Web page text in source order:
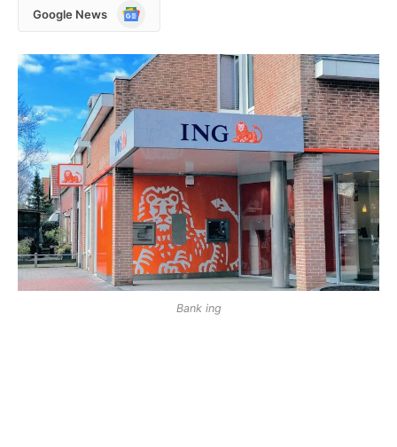
Google News
Google
Bank ing